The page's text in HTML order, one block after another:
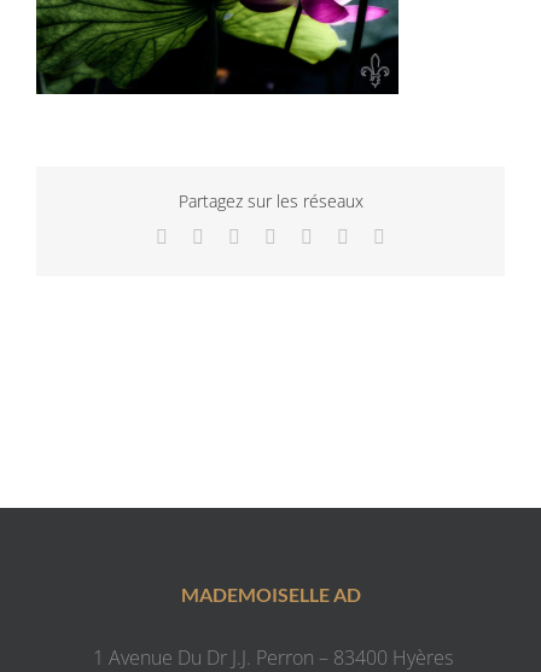
Partagez sur les réseaux
Facebook
TwitterLinkedInWhatsApp
TumblrPinterest
MADEMOISELLE AD
1 Avenue Du Dr J.J. Perron – 83400 Hyères